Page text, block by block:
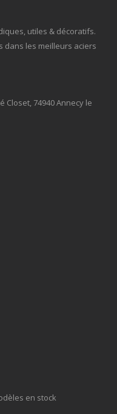
utiles & décoratifs.
dans les meilleurs aciers
Closet, 74940 Annecy le
en stock